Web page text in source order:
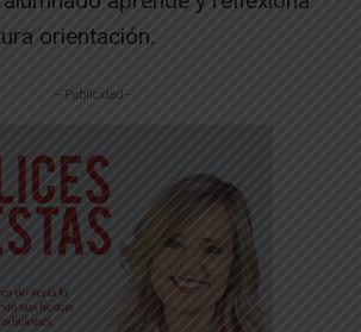
orientación.
-- Publicidad --